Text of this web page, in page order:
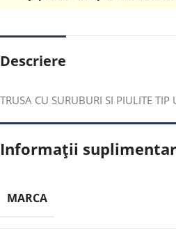
Descriere
TRUSA CU SURUBURI SI PIULITE TIP
Informații
MARCA